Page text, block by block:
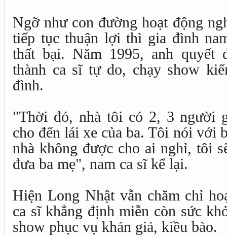
Ngỡ như con đường hoạt động
tiếp tục thuận lợi thì gia đình
thất bại. Năm 1995, anh quyết
thành ca sĩ tự do, chạy show
đình.
"Thời đó, nhà tôi có 2, 3 người
cho đến lái xe của ba. Tôi nói với
nhà không được cho ai nghỉ, tôi
đưa ba mẹ", nam ca sĩ kể lại.
Hiện Long Nhật vẫn chăm chỉ
ca sĩ khẳng định miễn còn sức
show phục vụ khán giả, kiều bào.